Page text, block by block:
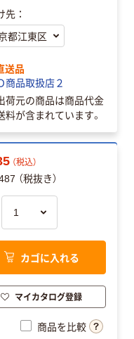
先：
送品
商品取扱店２
荷元の商品は商品代金
料が含まれています。
（税込）
（税抜き）
カゴに入れる
マイカタログ登録
商品を比較